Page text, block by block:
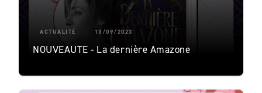
ACTUALITÉ 13/09/2023
NOUVEAUTE - La dernière Amazone